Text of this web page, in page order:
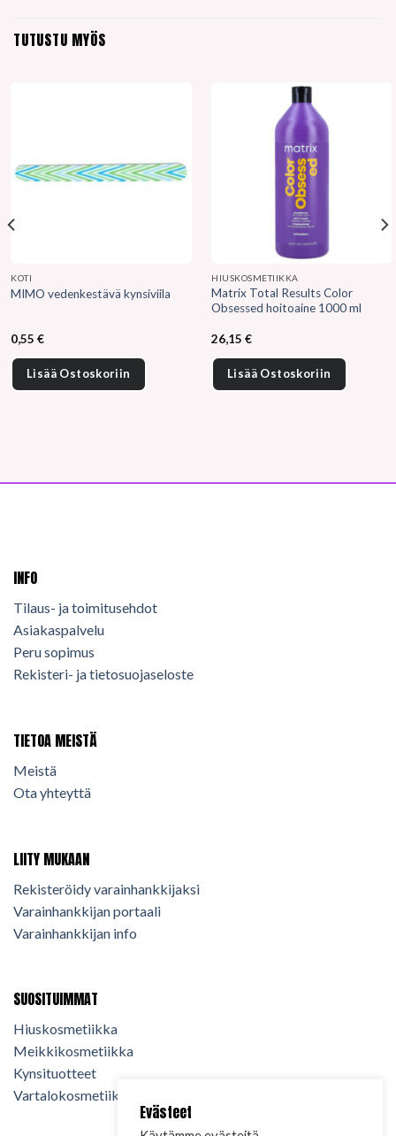
TUTUSTU MYÖS
KOTI
MIMO vedenkestävä kynsiviila
0,55€
Lisää Ostoskoriin
HIUSKOSMETIIKKA
Matrix Total Results Color
Obsessed hoitoaine 1000 ml
26,15€
Lisää Ostoskoriin
INFO
Tilaus- ja toimitusehdot
Asiakaspalvelu
Peru sopimus
Rekisteri- ja tietosuojaseloste
TIETOA MEISTÄ
Meistä
Ota yhteyttä
LIITY MUKAAN
Rekisteröidy varainhankkijaksi
Varainhankkijan portaali
Varainhankkijan info
SUOSITUIMMAT
Hiuskosmetiikka
Meikkikosmetiikka
Kynsituotteet
Vartalokosmetiikka
Evästeet